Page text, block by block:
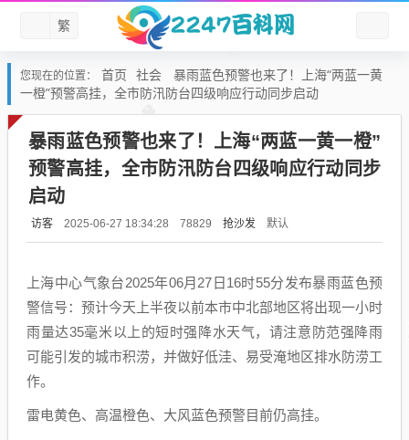
繁
您现在的位置： 首页 社会
暴雨蓝色预警也来了！上海“两蓝一黄
一橙”预警高挂，全市防汛防台四级响应行动同步启动
暴雨蓝色预警也来了！上海“两蓝一黄一橙”
预警高挂，全市防汛防台四级响应行动同步
启动
访客 2025-06-27 18:34:28 78829 抢沙发 默认
上海中心气象台2025年06月27日16时55分发布暴雨蓝色预
警信号：预计今天上半夜以前本市中北部地区将出现一小时
雨量达35毫米以上的短时强降水天气，请注意防范强降雨
可能引发的城市积涝，并做好低洼、易受淹地区排水防涝工
作。
雷电黄色、高温橙色、大风蓝色预警目前仍高挂。